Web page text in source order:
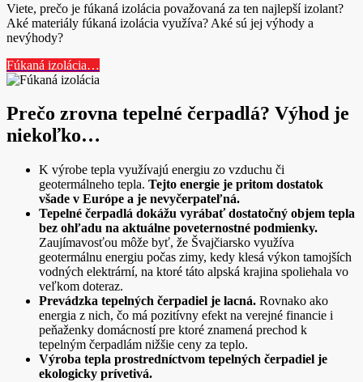
Viete, prečo je fúkaná izolácia považovaná za ten najlepší izolant?
Aké materiály fúkaná izolácia využíva? Aké sú jej výhody a
nevýhody?
Fúkaná izolácia…
Prečo zrovna tepelné čerpadlá? Výhod je
niekoľko…
K výrobe tepla využívajú energiu zo vzduchu či
geotermálneho tepla. Tejto energie je pritom dostatok
všade v Európe a je nevyčerpateľná.
Tepelné čerpadlá dokážu vyrábať dostatočný objem tepla
bez ohľadu na aktuálne poveternostné podmienky.
Zaujímavosťou môže byť, že Švajčiarsko využíva
geotermálnu energiu počas zimy, kedy klesá výkon tamojších
vodných elektrární, na ktoré táto alpská krajina spoliehala vo
veľkom doteraz.
Prevádzka tepelných čerpadiel je lacná. Rovnako ako
energia z nich, čo má pozitívny efekt na verejné financie i
peňaženky domácností pre ktoré znamená prechod k
tepelným čerpadlám nižšie ceny za teplo.
Výroba tepla prostredníctvom tepelných čerpadiel je
ekologicky prívetivá.